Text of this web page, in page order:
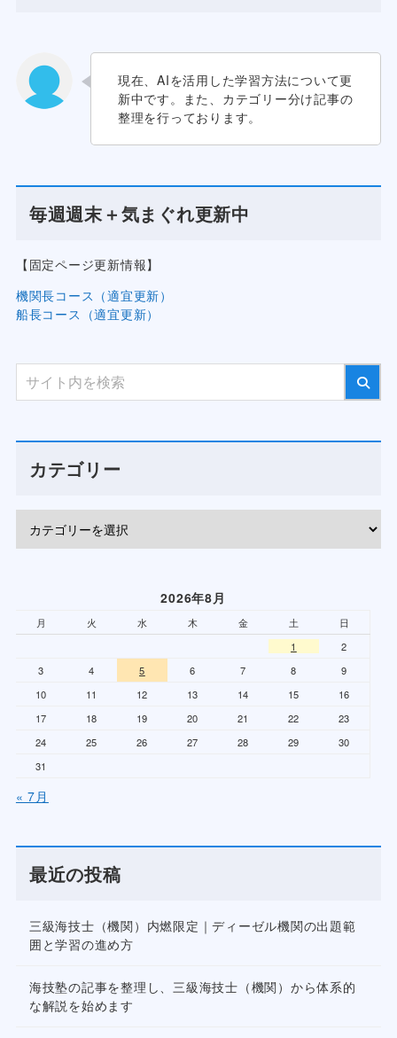
現在、AIを活用した学習方法について更
新中です。また、カテゴリー分け記事の
整理を行っております。
毎週週末＋気まぐれ更新中
【固定ページ更新情報】
機関長コース（適宜更新）
船長コース（適宜更新）
カテゴリー
2026年8月
月 火 水 木 金 土
日
1
2
3
4 5 6 7 8
9
10
11 12 13 14 15
16
17
18 19 20 21 22
23
24
25 26 27 28 29
30
31
« 7月
最近の投稿
三級海技士（機関）内燃限定｜ディーゼル機関の出題範
囲と学習の進め方
海技塾の記事を整理し、三級海技士（機関）から体系的
な解説を始めます